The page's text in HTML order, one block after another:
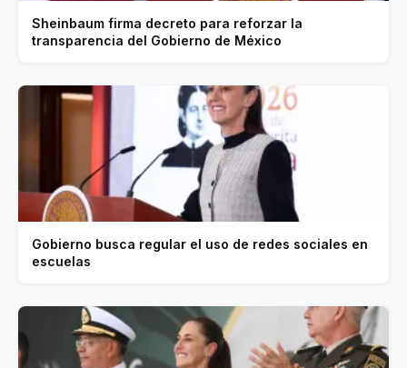
Sheinbaum firma decreto para reforzar la
transparencia del Gobierno de México
Gobierno busca regular el uso de redes sociales en
escuelas